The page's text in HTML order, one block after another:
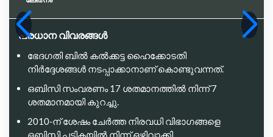
പ്രധാന വിവരങ്ങൾ
ഭേദഗതി ബിൽ കൽക്കട്ട ഹൈക്കോടതി
നിർദ്ദേശങ്ങൾ നടപ്പാക്കാനാണ് കൊണ്ടുവന്നത്.
ഒബിസി സംവരണം 17 ശതമാനത്തിൽ നിന്ന് 7
ശതമാനമായി കുറച്ചു.
2010-ന് ശേഷം ചേർത്ത നിരവധി വിഭാഗങ്ങളെ
ഒബിസി പട്ടികയിൽ നിന്ന് ഒഴിവാക്കി.